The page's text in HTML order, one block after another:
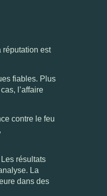
réputation est
fiables. Plus
l’affaire
contre le feu
résultats
La
dans des